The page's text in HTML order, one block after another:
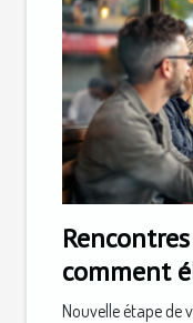
comment
son cercle
Nouvelle étape de